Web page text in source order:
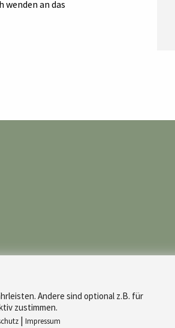
an das
Andere sind optional z.B. für
zustimmen.
| Impressum